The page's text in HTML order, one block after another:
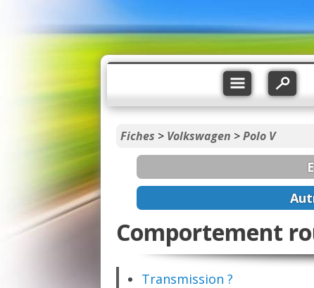
Fiches > Volkswagen >Polo V
Comportement
Transmission ?